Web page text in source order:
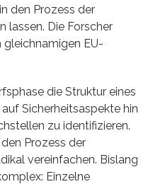
den Prozess der
lassen. Die Forscher
EU-
die Struktur eines
Sicherheitsaspekte hin
zu identifizieren.
Prozess der
vereinfachen. Bislang
Einzelne